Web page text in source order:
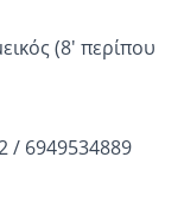
(8' περίπου
/ 6949534889